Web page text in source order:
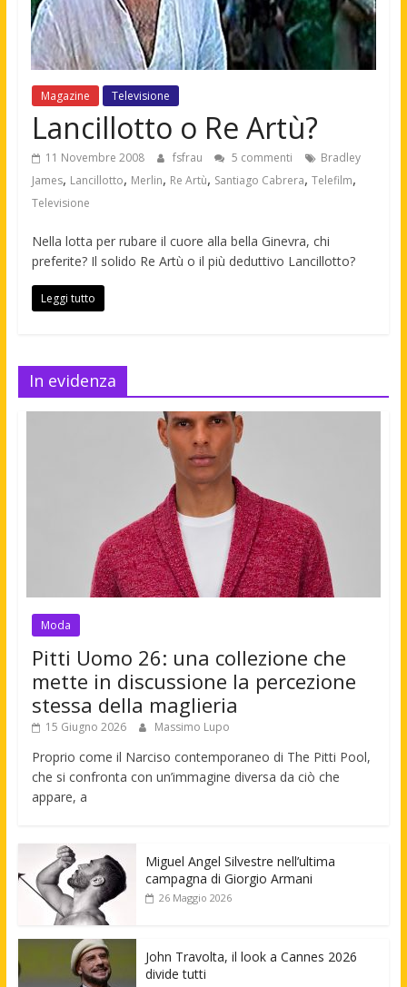
Magazine Televisione
Lancillotto o Re Artù?
11 Novembre 2008 fsfrau 5 commenti
Bradley
James, Lancillotto, Merlin, Re Artù, Santiago Cabrera, Telefilm,
Televisione
Nella lotta per rubare il cuore alla bella Ginevra, chi
preferite? Il solido Re Artù o il più deduttivo Lancillotto?
Leggi tutto
In evidenza
Moda
Pitti Uomo 26: una collezione che
mette in discussione la percezione
stessa della maglieria
15 Giugno 2026 Massimo Lupo
Proprio come il Narciso contemporaneo di The Pitti Pool,
che si confronta con un’immagine diversa da ciò che
appare, a
Miguel Angel Silvestre nell’ultima
campagna di Giorgio Armani
26 Maggio 2026
John Travolta, il look a Cannes 2026
divide tutti